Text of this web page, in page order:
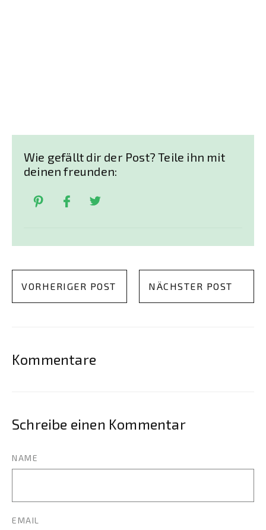
Wie gefällt dir der Post? Teile ihn mit
deinen freunden:
VORHERIGER POST NÄCHSTER POST
Kommentare
Schreibe einen Kommentar
NAME
EMAIL